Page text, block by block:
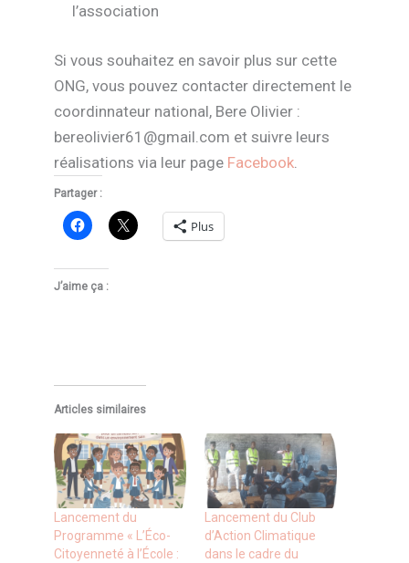
l’association
Si vous souhaitez en savoir plus sur cette
ONG, vous pouvez contacter directement le
coordinnateur national, Bere Olivier :
bereolivier61@gmail.com et suivre leurs
réalisations via leur page Facebook
Partager :
Plus
J’aime ça :
Articles similaires
Lancement du
Programme « L’Éco-
Citoyenneté à l’École :
Lancement du Club
d’Action Climatique
dans le cadre du